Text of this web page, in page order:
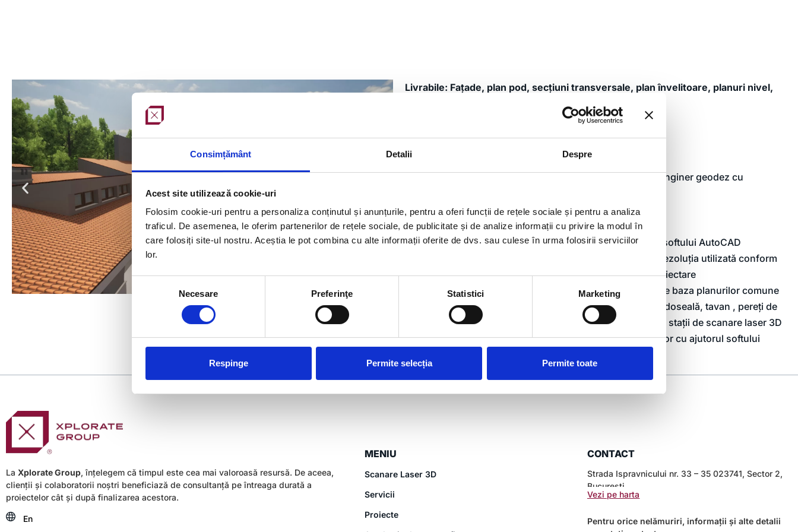
Consimțământ Detalii Despre
Acest site utilizează cookie-uri
Folosim cookie-uri pentru a personaliza conținutul și anunțurile, pentru a oferi funcții de rețele sociale și pentru a analiza
traficul. De asemenea, le oferim partenerilor de rețele sociale, de publicitate și de analize informații cu privire la modul în
care folosiți site-ul nostru. Aceștia le pot combina cu alte informații oferite de dvs. sau culese în urma folosirii serviciilor
lor.
consimțământului
Necesare Preferinţe Statistici Marketing
Respinge Permite selecția Permite toate
Livrabile: Fațade, plan pod, secțiuni transversale, plan învelitoare, planuri nivel,
Aparatură folosită: Trimble TX8
: 2 ingineri geodezi cu experiență în scanare 3D/ 1 inginer geodez cu
Desfășurare activitate / Workflow (teren și birou):
extragerea fațadelor din norul de puncte cu ajutorul softului AutoCAD
stabilirea poziționării stațiilor de scanare precum și rezoluția utilizată conform
gradului de detaliere necesar impus prin tema de proiectare
legarea stațiilor poziționate anterior a fost realizată pe baza planurilor comune
scanate (planurile comune sunt reprezentate de: pardoseală, tavan , pereți de
compartimentare). S-a realizat un număr total de 332 stații de scanare laser 3D
modelarea elementelor arhitecturale si a decoratiunilor cu ajutorul softului
La Xplorate Group, înțelegem că timpul este cea mai valoroasă resursă. De aceea,
clienții și colaboratorii noștri beneficiază de consultanță pe întreaga durată a
proiectelor cât și după finalizarea acestora.
En
MENIU
Scanare Laser 3D
Servicii
Proiecte
CONTACT
Strada Ispravnicului nr. 33 – 35 023741, Sector 2,
București
Vezi pe harta
Pentru orice nelămuriri, informații și alte detalii